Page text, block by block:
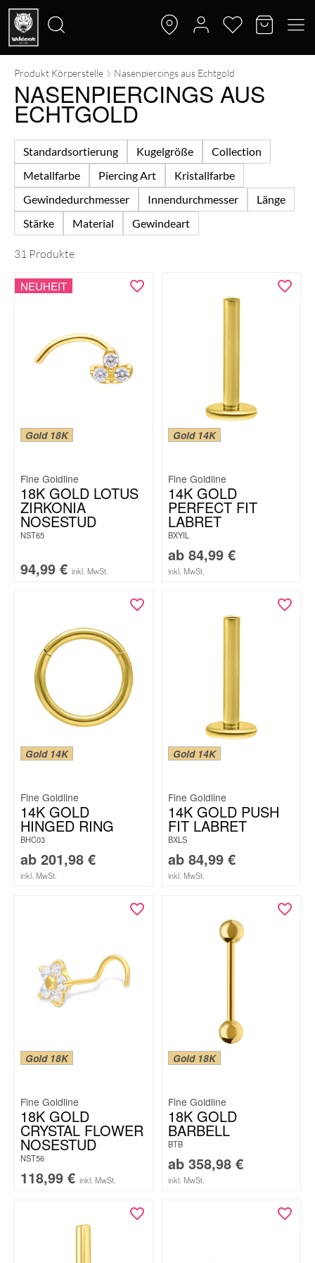
Suche
nach:
Produkt Körperstelle Nasenpiercings aus Echtgold
NASENPIERCINGS AUS
ECHTGOLD
Standardsortierung Kugelgröße
Collection
Metallfarbe
Piercing Art
Kristallfarbe
Gewindedurchmesser
Innendurchmesser
Länge
Stärke
Material Gewindeart
31 Produkte
NEUHEIT
Gold 18K
Fine Goldline
18K GOLD LOTUS
ZIRKONIA
NOSESTUD
NST65
94,99 € inkl. MwSt.
Gold 14K
Fine Goldline
14K GOLD
PERFECT FIT
LABRET
BXYIL
ab 84,99 €
inkl. MwSt.
Gold 14K
Fine Goldline
14K GOLD
HINGED RING
BHC03
ab 201,98 €
inkl. MwSt.
Gold 14K
Fine Goldline
14K GOLD PUSH
FIT LABRET
BXLS
ab 84,99 €
inkl. MwSt.
Gold 18K
Fine Goldline
18K GOLD
CRYSTAL FLOWER
NOSESTUD
NST56
118,99 € inkl. MwSt.
Gold 18K
Fine Goldline
18K GOLD
BARBELL
BTB
ab 358,98 €
inkl. MwSt.